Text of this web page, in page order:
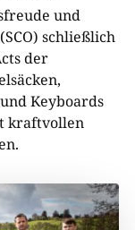
und
schließlich
der
Keyboards
kraftvollen